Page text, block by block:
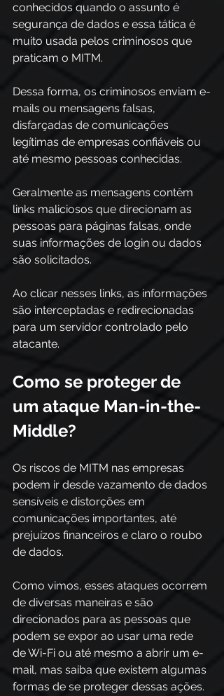
conhecidos quando o assunto é
segurança de dados e essa tática é
muito usada pelos criminosos que
praticam o MITM.
Dessa forma, os criminosos enviam e-
mails ou mensagens falsas,
disfarçadas de comunicações
legítimas de empresas confiáveis ​​ou
até mesmo pessoas conhecidas.
Geralmente as mensagens contêm
links maliciosos que direcionam as
pessoas para páginas falsas, onde
suas informações de login ou dados
são solicitados.
Ao clicar nesses links, as informações
são interceptadas e redirecionadas
para um servidor controlado pelo
atacante.
Como se proteger de
um ataque Man-in-the-
Middle?
Os riscos de MITM nas empresas
podem ir desde vazamento de dados
sensíveis e distorções em
comunicações importantes, até
prejuízos financeiros e claro o roubo
de dados.
Como vimos, esses ataques ocorrem
de diversas maneiras e são
direcionados para as pessoas que
podem se expor ao usar uma rede
de Wi-Fi ou até mesmo a abrir um e-
mail, mas saiba que existem algumas
formas de se proteger dessas ações.